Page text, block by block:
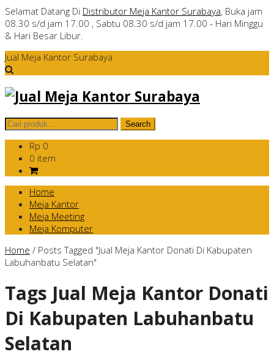
Selamat Datang Di Distributor Meja Kantor Surabaya, Buka jam
08.30 s/d jam 17.00 , Sabtu 08.30 s/d jam 17.00 - Hari Minggu
& Hari Besar Libur.
Jual Meja Kantor Surabaya
Rp 0
0 item
Home
Meja Kantor
Meja Meeting
Meja Komputer
Home / Posts Tagged "Jual Meja Kantor Donati Di Kabupaten
Labuhanbatu Selatan"
Tags Jual Meja Kantor Donati
Di Kabupaten Labuhanbatu
Selatan